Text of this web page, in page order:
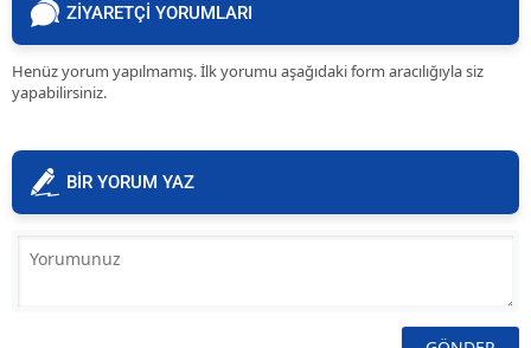
ZİYARETÇİ YORUMLARI
Henüz yorum yapılmamış. İlk yorumu aşağıdaki form aracılığıyla siz
yapabilirsiniz.
BİR YORUM YAZ